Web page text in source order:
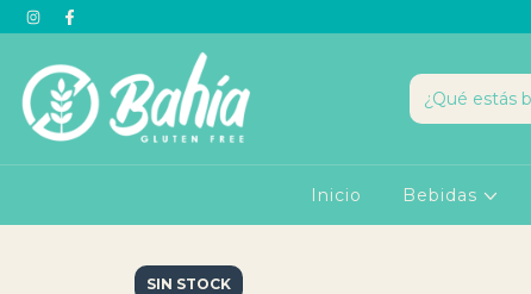
Inicio Bebidas
SIN STOCK